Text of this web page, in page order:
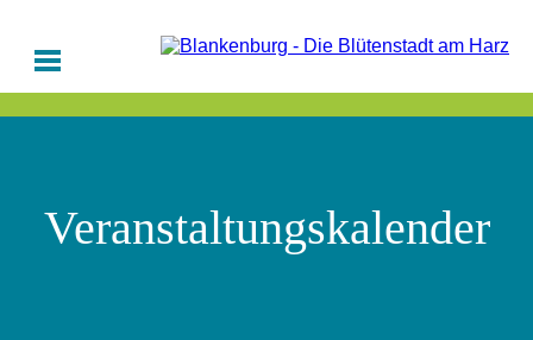
Veranstaltungskalender